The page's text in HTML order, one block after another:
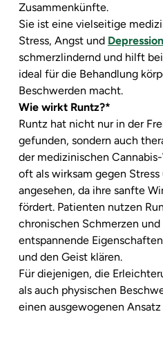
Zusammenkünfte.
Sie ist eine vielseitige
Stress, Angst und
schmerzlindernd und hilft bei
ideal für die Behandlung
Beschwerden macht.
Wie wirkt Runtz?*
Runtz hat nicht nur in der
gefunden, sondern auch
der medizinischen
oft als wirksam gegen
angesehen, da ihre sanfte
fördert. Patienten nutzen
chronischen Schmerzen
entspannende
und den Geist klären.
Für diejenigen, die
als auch physischen
einen ausgewogenen